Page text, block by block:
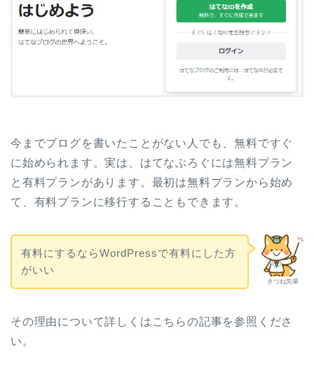
今までブログを書いたことがない人でも、無料ですぐ
に始められます。実は、はてなぶろぐには無料プラン
と有料プランがあります。最初は無料プランから始め
て、有料プランに移行することもできます。
きつね先輩
有料にするならWordPressで有料にした方
がいい
その理由について詳しくはこちらの記事を参照くださ
い。